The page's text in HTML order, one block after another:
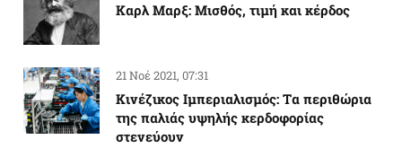
Καρλ Μαρξ: Μισθός, τιμή και κέρδος
21 Νοέ 2021, 07:31
Κινέζικος Ιμπεριαλισμός: Tα περιθώρια
της παλιάς υψηλής κερδοφορίας
στενεύουν